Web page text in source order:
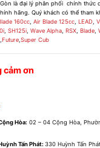
Gòn là đại lý phân phối chính thức
hãng. Quý khách có thể tham
160cc, Air Blade 125cc, LEAD,
, SH125i, Wave Alpha, RSX, Blade,
,Future,Super Cub
cảm ơn
Hòa: 02 – 04 Cộng Hòa,
Tấn Phát:330 Huỳnh Tấn